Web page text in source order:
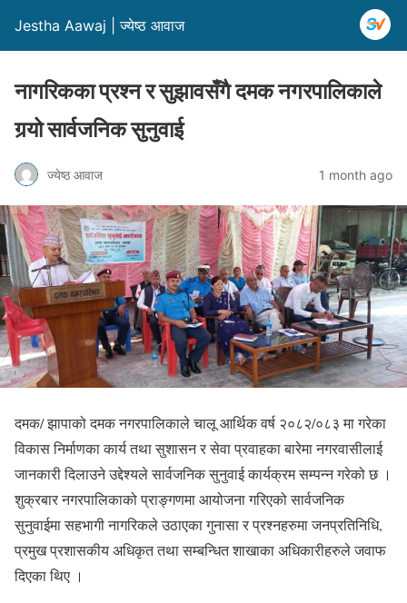
Jestha Aawaj | ज्येष्ठ आवाज
नागरिकका प्रश्न र सुझावसँगै दमक नगरपालिकाले
गर्‍यो सार्वजनिक सुनुवाई
ज्येष्ठ आवाज 1 month ago
दमक/ झापाको दमक नगरपालिकाले चालू आर्थिक वर्ष २०८२/०८३ मा गरेका
विकास निर्माणका कार्य तथा सुशासन र सेवा प्रवाहका बारेमा नगरवासीलाई
जानकारी दिलाउने उद्देश्यले सार्वजनिक सुनुवाई कार्यक्रम सम्पन्न गरेको छ ।
शुक्रबार नगरपालिकाको प्राङ्गणमा आयोजना गरिएको सार्वजनिक
सुनुवाईमा सहभागी नागरिकले उठाएका गुनासा र प्रश्नहरुमा जनप्रतिनिधि,
प्रमुख प्रशासकीय अधिकृत तथा सम्बन्धित शाखाका अधिकारीहरुले जवाफ
दिएका थिए ।